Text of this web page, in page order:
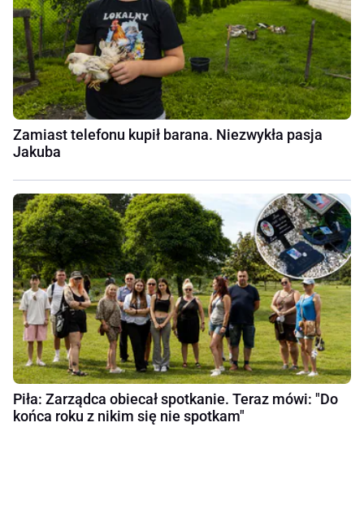
Zamiast telefonu kupił barana. Niezwykła pasja
Jakuba
Piła: Zarządca obiecał spotkanie. Teraz mówi: "Do
końca roku z nikim się nie spotkam"